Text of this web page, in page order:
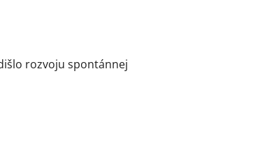
rozvoju spontánnej